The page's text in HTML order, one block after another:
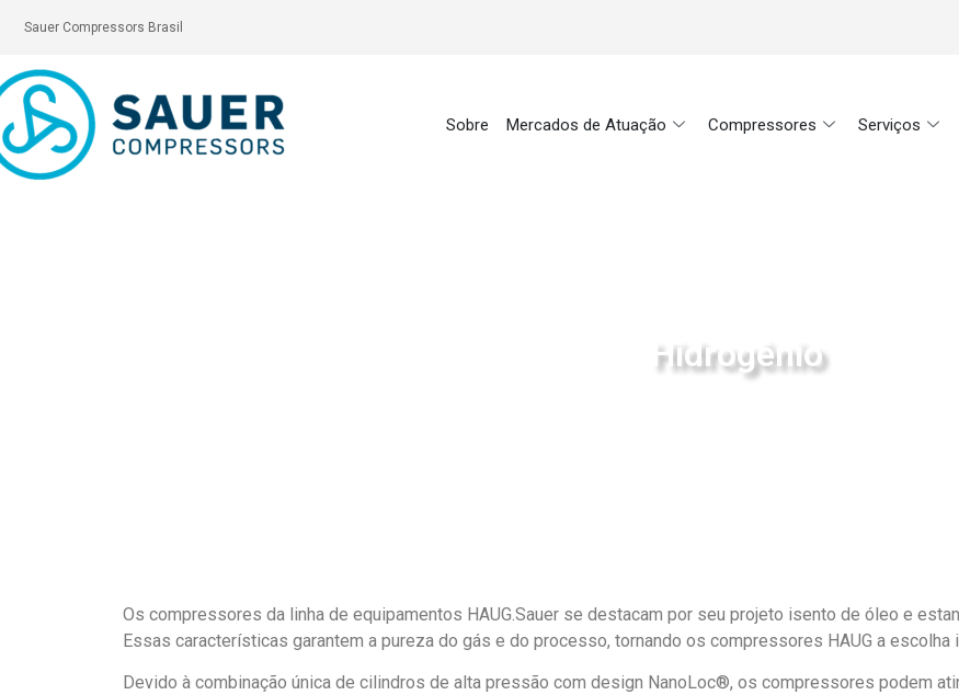
Sauer Compressors Brasil
Sobre Mercados de Atuação Compressores Serviços
Hidrogênio
Os compressores da linha de equipamentos HAUG.Sauer se destacam por seu projeto isento de óleo e
Essas características garantem a pureza do gás e do processo, tornando os compressores HAUG a
Devido à combinação única de cilindros de alta pressão com design NanoLoc®, os compressores podem